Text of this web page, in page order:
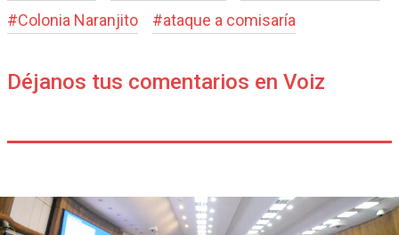
#Colonia Naranjito #ataque a comisaría
Déjanos tus comentarios en Voiz